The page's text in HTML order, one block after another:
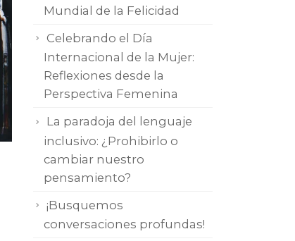
Mundial de la Felicidad
Celebrando el Día
Internacional de la Mujer:
Reflexiones desde la
Perspectiva Femenina
La paradoja del lenguaje
inclusivo: ¿Prohibirlo o
cambiar nuestro
pensamiento?
¡Busquemos
conversaciones profundas!